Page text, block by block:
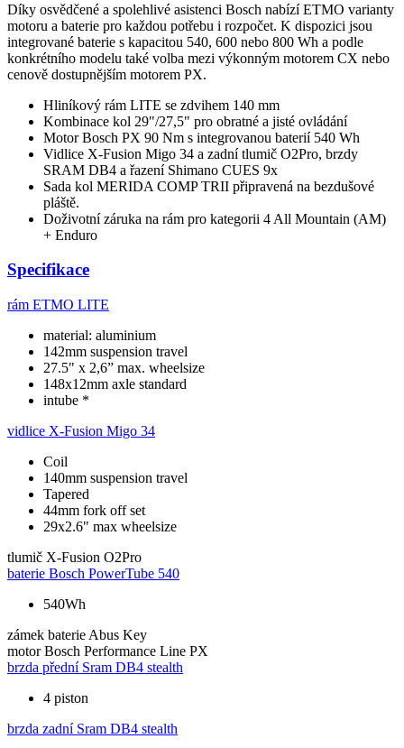
Díky osvědčené a spolehlivé asistenci Bosch nabízí ETMO varianty
motoru a baterie pro každou potřebu i rozpočet. K dispozici jsou
integrované baterie s kapacitou 540, 600 nebo 800 Wh a podle
konkrétního modelu také volba mezi výkonným motorem CX nebo
cenově dostupnějším motorem PX.
Hliníkový rám LITE se zdvihem 140 mm
Kombinace kol 29"/27,5" pro obratné a jisté ovládání
Motor Bosch PX 90 Nm s integrovanou baterií 540 Wh
Vidlice X-Fusion Migo 34 a zadní tlumič O2Pro, brzdy
SRAM DB4 a řazení Shimano CUES 9x
Sada kol MERIDA COMP TRII připravená na bezdušové
pláště.
Doživotní záruka na rám pro kategorii 4 All Mountain (AM)
+ Enduro
Specifikace
rám ETMO LITE
material: aluminium
142mm suspension travel
27.5" x 2,6” max. wheelsize
148x12mm axle standard
intube *
vidlice X-Fusion Migo 34
Coil
140mm suspension travel
Tapered
44mm fork off set
29x2.6" max wheelsize
tlumič X-Fusion O2Pro
baterie Bosch PowerTube 540
540Wh
zámek baterie Abus Key
motor Bosch Performance Line PX
brzda přední Sram DB4 stealth
4 piston
brzda zadní Sram DB4 stealth